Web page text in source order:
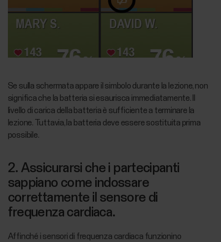
Se sulla schermata appare il simbolo durante la lezione, non
significa che la batteria si esaurisca immediatamente. Il
livello di carica della batteria è sufficiente a terminare la
lezione. Tuttavia, la batteria deve essere sostituita prima
possibile.
2. Assicurarsi che i partecipanti
sappiano come indossare
correttamente il sensore di
frequenza cardiaca.
Affinché i sensori di frequenza cardiaca funzionino